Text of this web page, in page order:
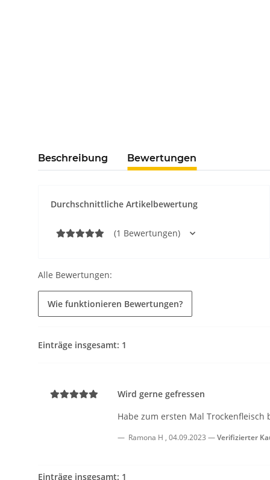
Beschreibung Bewertungen
Durchschnittliche Artikelbewertung
(1 Bewertungen)
Alle Bewertungen:
Wie funktionieren Bewertungen?
Einträge insgesamt: 1
Wird gerne gefressen
Habe zum ersten Mal
Ramona H , 04.09.2023 Verifizierter
Einträge insgesamt: 1